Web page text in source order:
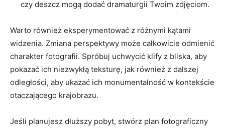
czy deszcz mogą dodać dramaturgii Twoim zdjęciom.
Warto również eksperymentować z różnymi kątami
widzenia. Zmiana perspektywy może całkowicie odmienić
charakter fotografii. Spróbuj uchwycić klify z bliska, aby
pokazać ich niezwykłą teksturę, jak również z dalszej
odległości, aby ukazać ich monumentalność w kontekście
otaczającego krajobrazu.
Jeśli planujesz dłuższy pobyt, stwórz plan fotograficzny